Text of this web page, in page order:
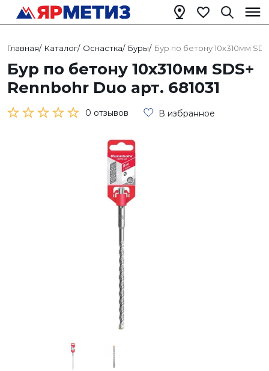
Главная/ Каталог/ Оснастка/ Буры/ Бур по бетону 10х310мм
Бур по бетону 10х310мм SDS+
Rennbohr Duo арт. 681031
0 отзывов В избранное